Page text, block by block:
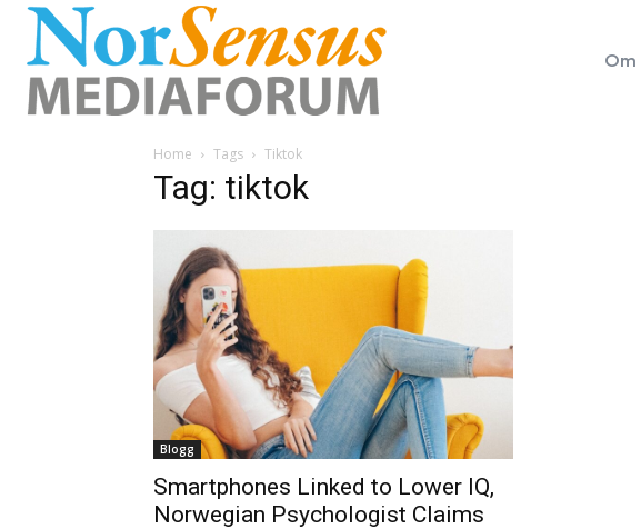
Om
Home Tags Tiktok
Tag: tiktok
Blogg
Smartphones Linked to Lower IQ,
Norwegian Psychologist Claims